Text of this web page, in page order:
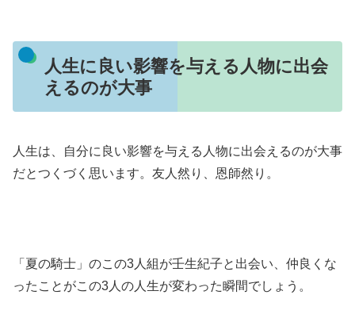
人生に良い影響を与える人物に出会
えるのが大事
人生は、自分に良い影響を与える人物に出会えるのが大事
だとつくづく思います。友人然り、恩師然り。
「夏の騎士」のこの3人組が壬生紀子と出会い、仲良くな
ったことがこの3人の人生が変わった瞬間でしょう。